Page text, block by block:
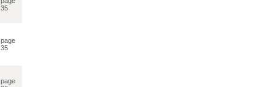
35
page
35
page